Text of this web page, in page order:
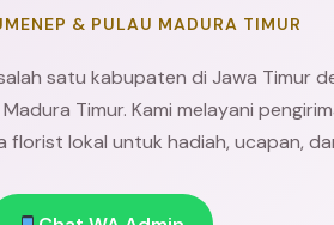
& PULAU MADURA TIMUR
satu kabupaten di Jawa Timur
Timur. Kami melayani
florist lokal untuk hadiah, ucapan,